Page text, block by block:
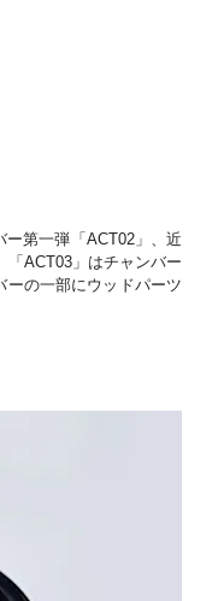
第一弾「ACT02」、近
「ACT03」はチャンバー
ーの一部にウッドパーツ